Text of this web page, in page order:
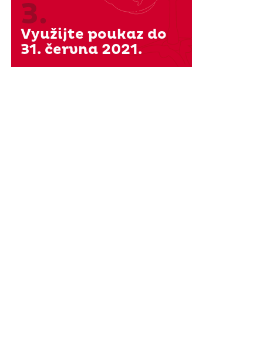
3.
Využijte poukaz do
31. června 2021.